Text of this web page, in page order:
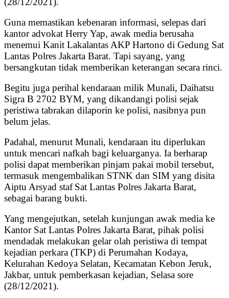
Guna memastikan kebenaran informasi, selepas dari
kantor advokat Herry Yap, awak media berusaha
menemui Kanit Lakalantas AKP Hartono di Gedung Sat
Lantas Polres Jakarta Barat. Tapi sayang, yang
bersangkutan tidak memberikan keterangan secara rinci.
Begitu juga perihal kendaraan milik Munali, Daihatsu
Sigra B 2702 BYM, yang dikandangi polisi sejak
peristiwa tabrakan dilaporin ke polisi, nasibnya pun
belum jelas.
Padahal, menurut Munali, kendaraan itu diperlukan
untuk mencari nafkah bagi keluarganya. Ia berharap
polisi dapat memberikan pinjam pakai mobil tersebut,
termasuk mengembalikan STNK dan SIM yang disita
Aiptu Arsyad staf Sat Lantas Polres Jakarta Barat,
sebagai barang bukti.
Yang mengejutkan, setelah kunjungan awak media ke
Kantor Sat Lantas Polres Jakarta Barat, pihak polisi
mendadak melakukan gelar olah peristiwa di tempat
kejadian perkara (TKP) di Perumahan Kodaya,
Kelurahan Kedoya Selatan, Kecamatan Kebon Jeruk,
Jakbar, untuk pemberkasan kejadian, Selasa sore
(28/12/2021).